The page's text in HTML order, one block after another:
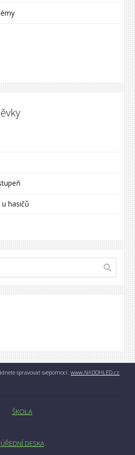
hasičů
spravovat svépomocí.www.NADOHLED.cz
ŠKOLA
ÚŘEDNÍ DESKA